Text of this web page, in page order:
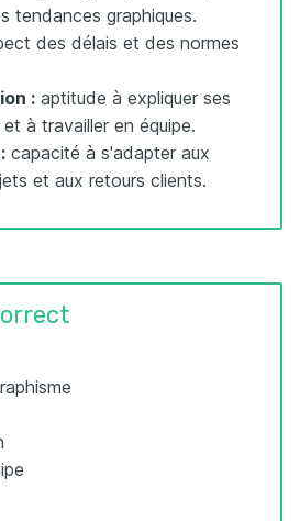
tendances graphiques.
des délais et des normes
: aptitude à expliquer ses
à travailler en équipe.
capacité à s'adapter aux
et aux retours clients.